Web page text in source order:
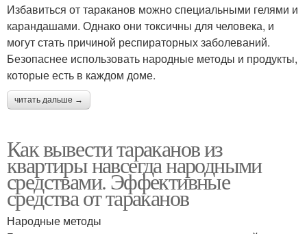
Избавиться от тараканов можно специальными гелями и
карандашами. Однако они токсичны для человека, и
могут стать причиной респираторных заболеваний.
Безопаснее использовать народные методы и продукты,
которые есть в каждом доме.
читать дальше →
Как вывести тараканов из
квартиры навсегда народными
средствами. Эффективные
средства от тараканов
Народные методы